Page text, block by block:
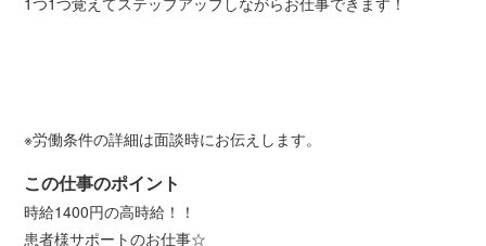
※労働条件の詳細は面談時にお伝えします。
この仕事のポイント
時給1400円の高時給！！
患者様サポートのお仕事☆